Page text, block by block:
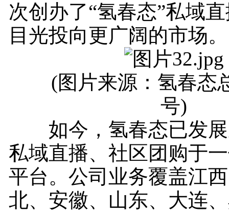
次创办了“氢春态”私域
目光投向更广阔的市场。
(图片来源：氢春态
号)
如今，氢春态已发展
私域直播、社区团购于
平台。公司业务覆盖江
北、安徽、山东、大连